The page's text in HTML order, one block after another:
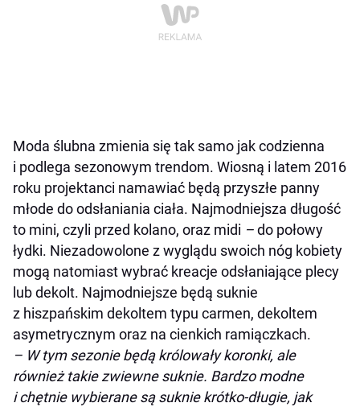
Moda ślubna zmienia się tak samo jak codzienna
i podlega sezonowym trendom. Wiosną i latem 2016
roku projektanci namawiać będą przyszłe panny
młode do odsłaniania ciała. Najmodniejsza długość
to mini, czyli przed kolano, oraz midi –do połowy
łydki. Niezadowolone z wyglądu swoich nóg kobiety
mogą natomiast wybrać kreacje odsłaniające plecy
lub dekolt. Najmodniejsze będą suknie
z hiszpańskim dekoltem typu carmen, dekoltem
asymetrycznym oraz na cienkich ramiączkach.
– W tym sezonie będą królowały koronki, ale
również takie zwiewne suknie. Bardzo modne
i chętnie wybierane są suknie krótko-długie, jak